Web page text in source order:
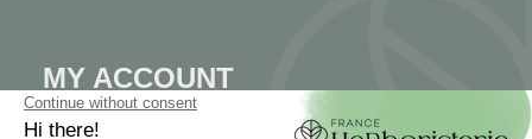
MY ACCOUNT
My account